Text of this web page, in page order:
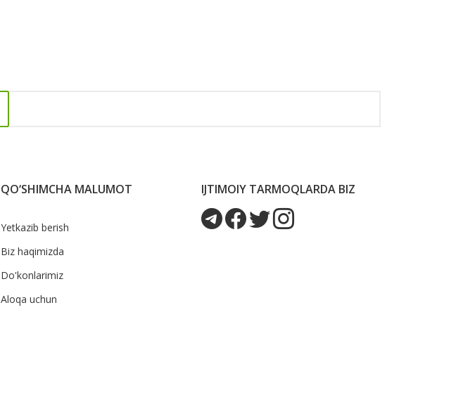
QO‘SHIMCHA MALUMOT
Yetkazib berish
Biz haqimizda
Do'konlarimiz
Aloqa uchun
IJTIMOIY TARMOQLARDA BIZ